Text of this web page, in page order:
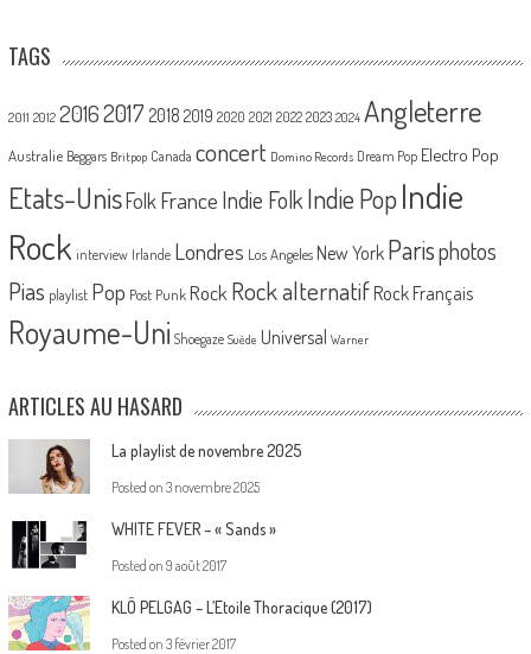
TAGS
2011 2012 20162017 2018 2019 2020 2021 2022 2023 2024 Angleterre
Australie Beggars Britpop Canada concert Domino Records Dream Pop Electro Pop
Etats-UnisFolk France Indie Folk Indie PopIndie
Rock interview Irlande Londres Los Angeles New York Parisphotos
Pias playlist Pop Post Punk Rock Rock alternatif Rock Français
Royaume-Uni Shoegaze Suède Universal Warner
ARTICLES AU HASARD
La playlist de novembre 2025
Posted on 3 novembre 2025
WHITE FEVER – « Sands »
Posted on 9 août 2017
KLÔ PELGAG – L’Etoile Thoracique (2017)
Posted on 3 février 2017